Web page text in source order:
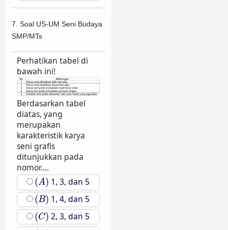
7. Soal US-UM Seni Budaya
SMP/MTs
Perhatikan tabel di
bawah ini!
Berdasarkan tabel
diatas, yang
merupakan
karakteristik karya
seni grafis
ditunjukkan pada
nomor....
(A)
(A) 1, 3, dan 5
(B)
(B) 1, 4, dan 5
(C)
(C) 2, 3, dan 5